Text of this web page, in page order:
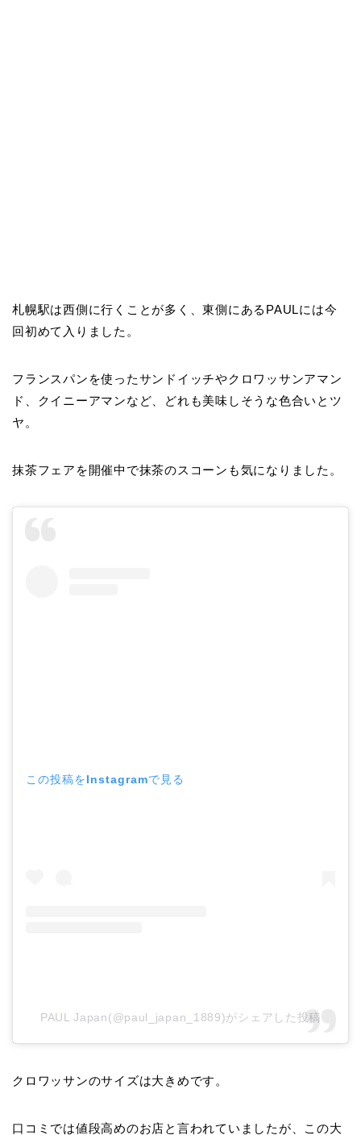
札幌駅は西側に行くことが多く、東側にあるPAULには今
回初めて入りました。
フランスパンを使ったサンドイッチやクロワッサンアマン
ド、クイニーアマンなど、どれも美味しそうな色合いとツ
ヤ。
抹茶フェアを開催中で抹茶のスコーンも気になりました。
この投稿をInstagramで見る
PAUL Japan(@paul_japan_1889)がシェアした投稿
クロワッサンのサイズは大きめです。
口コミでは値段高めのお店と言われていましたが、この大